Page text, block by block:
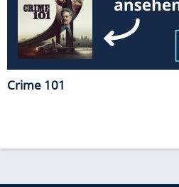
Crime 101